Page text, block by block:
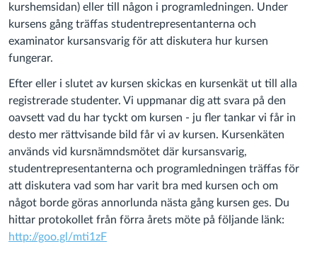
kurshemsidan) eller till någon i programledningen. Under
kursens gång träffas studentrepresentanterna och
examinator kursansvarig för att diskutera hur kursen
fungerar.
Efter eller i slutet av kursen skickas en kursenkät ut till alla
registrerade studenter. Vi uppmanar dig att svara på den
oavsett vad du har tyckt om kursen - ju fler tankar vi får in
desto mer rättvisande bild får vi av kursen. Kursenkäten
används vid kursnämndsmötet där kursansvarig,
studentrepresentanterna och programledningen träffas för
att diskutera vad som har varit bra med kursen och om
något borde göras annorlunda nästa gång kursen ges. Du
hittar protokollet från förra årets möte på följande länk:
http://goo.gl/mti1zF